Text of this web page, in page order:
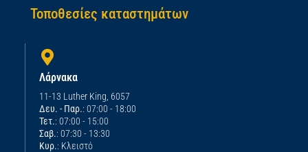
Τοποθεσίες καταστημάτων
Λάρνακα
11-13 Luther King, 6057
Δευ. - Παρ.: 07:00 - 18:00
Τετ.: 07:00 - 15:00
Σαβ.: 07:30 - 13:30
Κυρ.: Κλειστό